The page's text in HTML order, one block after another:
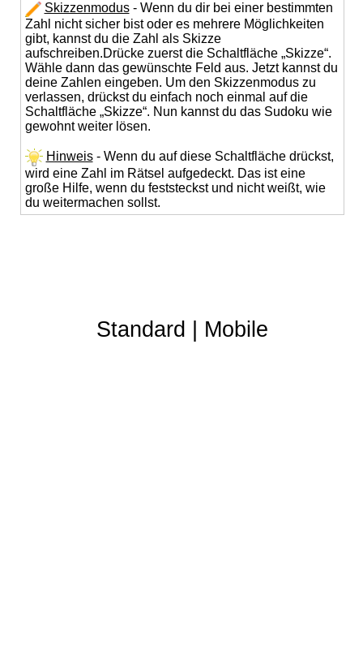
Skizzenmodus- Wenn du dir bei einer bestimmten
Zahl nicht sicher bist oder es mehrere Möglichkeiten
gibt, kannst du die Zahl als Skizze
aufschreiben.Drücke zuerst die Schaltfläche „Skizze“.
Wähle dann das gewünschte Feld aus. Jetzt kannst du
deine Zahlen eingeben. Um den Skizzenmodus zu
verlassen, drückst du einfach noch einmal auf die
Schaltfläche „Skizze“. Nun kannst du das Sudoku wie
gewohnt weiter lösen.
Hinweis- Wenn du auf diese Schaltfläche drückst,
wird eine Zahl im Rätsel aufgedeckt. Das ist eine
große Hilfe, wenn du feststeckst und nicht weißt, wie
du weitermachen sollst.
Standard Mobile